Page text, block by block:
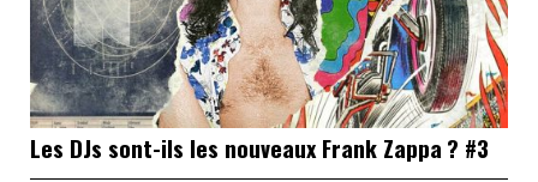
Les DJs sont-ils les nouveaux Frank Zappa ? #3